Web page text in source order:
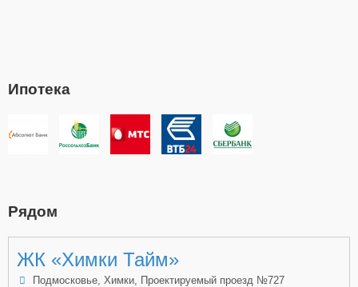
Ипотека
Рядом
ЖК «Химки Тайм»
Подмосковье, Химки, Проектируемый проезд №727